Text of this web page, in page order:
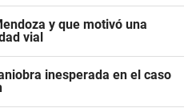
y que motivó una
vial
inesperada en el caso